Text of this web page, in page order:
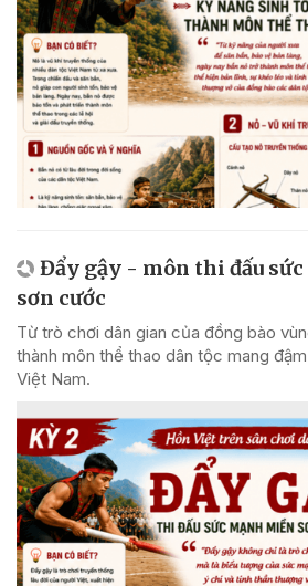
Đẩy gậy - môn thi đấu
sơn cước
Từ trò chơi dân gian của đồng bào
thành môn thể thao dân tộc mang
Việt Nam.